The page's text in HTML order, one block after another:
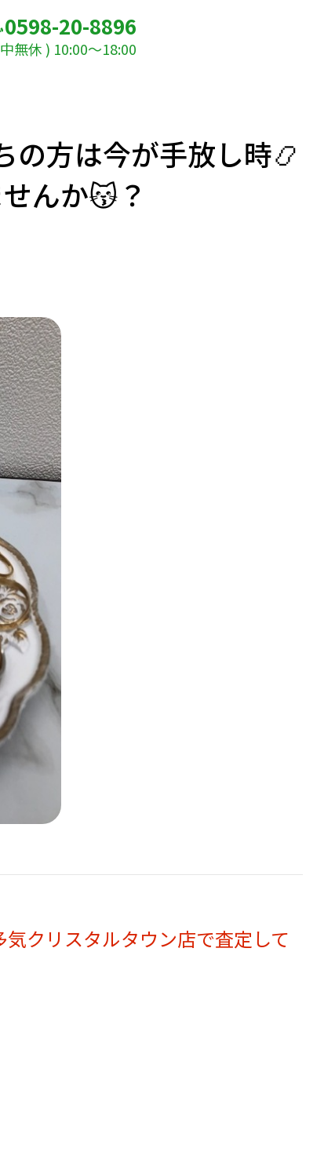
0598-20-8896
無休 ) 10:00～18:00
の方は今が手放し時📿
んか😽？
クリスタルタウン店で査定して